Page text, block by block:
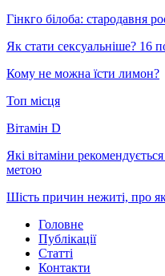
Гінкго білоба: стародавня
Як стати сексуальніше? 16
Кому не можна їсти лимон?
Топ місця
Вітамін D
Які вітаміни
метою
Шість причин нежиті, про
Головне
Публікації
Статті
Контакти